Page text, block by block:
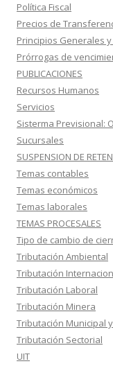
Política Fiscal
Precios de
Principios Generales
Prórrogas de
PUBLICACIONES
Recursos Humanos
Servicios
Sisterma Previsional:
Sucursales
SUSPENSION DE
Temas contables
Temas económicos
Temas laborales
TEMAS PROCESALES
Tipo de cambio de
Tributación Ambiental
Tributación
Tributación Laboral
Tributación Minera
Tributación Municipal
Tributación Sectorial
UIT